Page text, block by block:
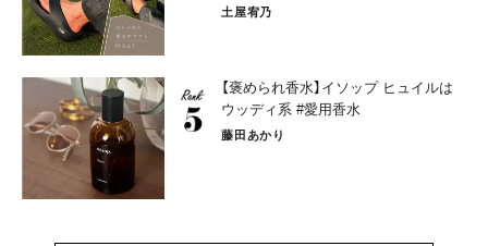
土屋宥乃
【褒められ香水】イソップ ヒュイルは
ウッディ系 #愛用香水
藤田あかり